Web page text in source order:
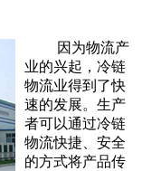
因为物流产
业的兴起，冷链
物流业得到了快
速的发展。生产
者可以通过冷链
物流快捷、安全
的方式将产品传